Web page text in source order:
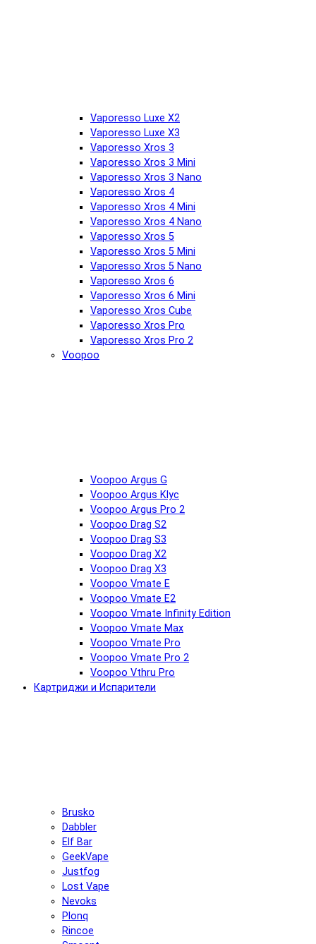
Vaporesso Luxe X2
Vaporesso Luxe X3
Vaporesso Xros 3
Vaporesso Xros 3 Mini
Vaporesso Xros 3 Nano
Vaporesso Xros 4
Vaporesso Xros 4 Mini
Vaporesso Xros 4 Nano
Vaporesso Xros 5
Vaporesso Xros 5 Mini
Vaporesso Xros 5 Nano
Vaporesso Xros 6
Vaporesso Xros 6 Mini
Vaporesso Xros Cube
Vaporesso Xros Pro
Vaporesso Xros Pro 2
Voopoo
Voopoo Argus G
Voopoo Argus Klyc
Voopoo Argus Pro 2
Voopoo Drag S2
Voopoo Drag S3
Voopoo Drag X2
Voopoo Drag X3
Voopoo Vmate E
Voopoo Vmate E2
Voopoo Vmate Infinity Edition
Voopoo Vmate Max
Voopoo Vmate Pro
Voopoo Vmate Pro 2
Voopoo Vthru Pro
Картриджи и Испарители
Brusko
Dabbler
Elf Bar
GeekVape
Justfog
Lost Vape
Nevoks
Plonq
Rincoe